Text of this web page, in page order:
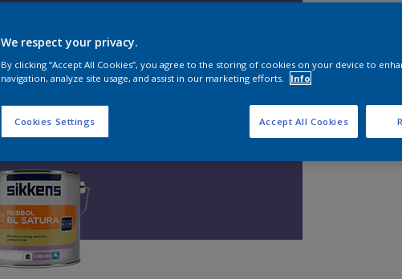
We respect your privacy.
By clicking “Accept All Cookies”, you agree to the storing of cookies on your device to
navigation, analyze site usage, and assist in our marketing efforts.
Info
Cookies Settings Accept All Cookies